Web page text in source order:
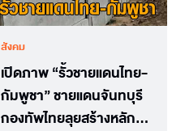
สังคม
เปิดภาพ “รั้วชายแดนไทย-
กัมพูชา” ชายแดนจันทบุรี
กองทัพไทยลุยสร้างหลัก